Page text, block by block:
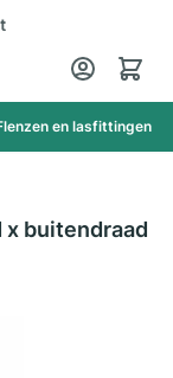
Cart
en lasfittingen
x buitendraad